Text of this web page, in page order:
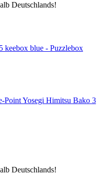
Deutschlands!
keebox blue - Puzzlebox
Himitsu Bako 3
Deutschlands!